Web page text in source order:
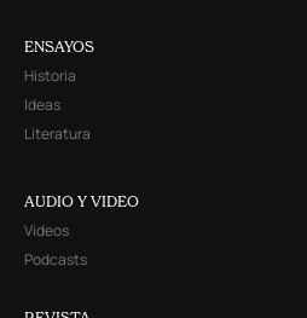
ENSAYOS
Historia
Ideas
Literatura
AUDIO Y VIDEO
Videos
Podcasts